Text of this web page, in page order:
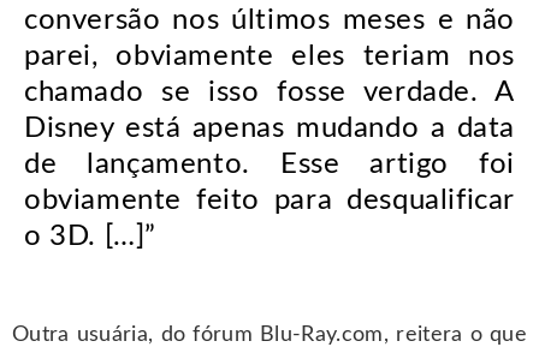
conversão nos últimos meses e não
parei, obviamente eles teriam nos
chamado se isso fosse verdade. A
Disney está apenas mudando a data
de lançamento. Esse artigo foi
obviamente feito para desqualificar
o 3D. […]”
Outra usuária, do fórum Blu-Ray.com, reitera o que